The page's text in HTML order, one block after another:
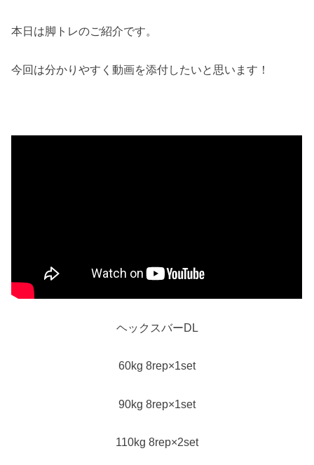
本日は脚トレのご紹介です。
今回は分かりやすく動画を添付したいと思います！
ヘックスバーDL
60kg 8rep×1set
90kg 8rep×1set
110kg 8rep×2set